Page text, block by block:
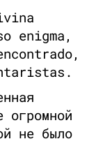
enigma,
огромной
не было